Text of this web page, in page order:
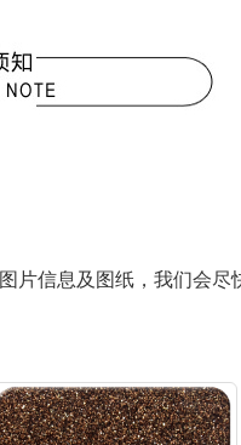
信息及图纸，我们会尽